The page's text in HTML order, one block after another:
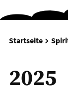
Startseite
2025